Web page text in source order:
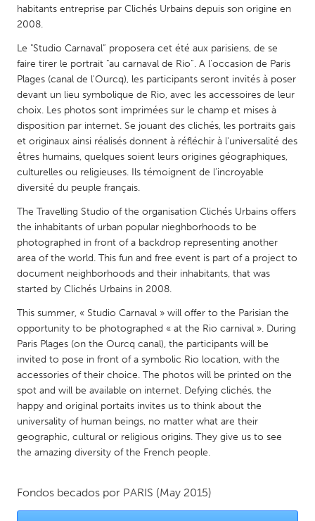
South Shore
Toronto
Kuala Lumpur
NETHERLANDS
Leiden
Rotterdam
Utrecht
QATAR
Qatar
SINGAPORE
Singapore
UNITED KINGDOM
Glasgow
UNITED STATES
Ann Arbor, MI
Austin, TX
Baltimore, MD
Boston, MA
Chicago, IL
Cleveland, OH
Detroit, MI
Durham, NC
habitants entreprise par Clichés Urbains depuis son origine en
2008.
Le "Studio Carnaval” proposera cet été aux parisiens, de se
faire tirer le portrait "au carnaval de Rio”. A l'occasion de Paris
Plages (canal de l'Ourcq), les participants seront invités à poser
devant un lieu symbolique de Rio, avec les accessoires de leur
choix. Les photos sont imprimées sur le champ et mises à
disposition par internet. Se jouant des clichés, les portraits gais
et originaux ainsi réalisés donnent à réfléchir à l'universalité des
êtres humains, quelques soient leurs origines géographiques,
culturelles ou religieuses. Ils témoignent de l’incroyable
diversité du peuple français.
The Travelling Studio of the organisation Clichés Urbains offers
the inhabitants of urban popular nieghborhoods to be
photographed in front of a backdrop representing another
area of the world. This fun and free event is part of a project to
document neighborhoods and their inhabitants, that was
started by Clichés Urbains in 2008.
This summer, « Studio Carnaval » will offer to the Parisian the
opportunity to be photographed « at the Rio carnival ». During
Paris Plages (on the Ourcq canal), the participants will be
invited to pose in front of a symbolic Rio location, with the
accessories of their choice. The photos will be printed on the
spot and will be available on internet. Defying clichés, the
happy and original portaits invites us to think about the
universality of human beings, no matter what are their
geographic, cultural or religious origins. They give us to see
the amazing diversity of the French people.
Fondos becados por PARIS (May 2015)